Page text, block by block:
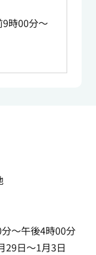
時00分～
～午後4時00分
29日～1月3日